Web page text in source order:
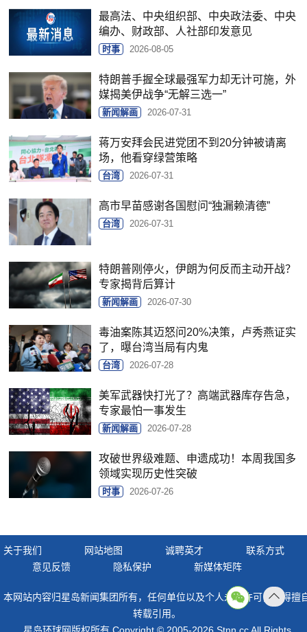
最高法、中央组织部、中央政法委、中央
编办、财政部、人社部印发意见
时事 2026-08-05
特朗普手握全球最强军力却无计可施，外
媒揭美伊战争“无解三选一”
新闻解画 2026-07-31
蒋万安拜会民进党团不到20分钟被请离
场，他看穿绿营策略
台湾 2026-07-31
高市早苗感谢各国慰问“独漏赖清德”
台湾 2026-07-31
特朗普刚停火，伊朗为何反而主动开战？
专家揭背后算计
新闻解画 2026-07-30
毒油案陈其迈怒问20%决策，卢秀燕证实
了，曝台湾当局有内鬼
台湾 2026-07-28
美军武器快打光了？高端武器库存告急，
专家最怕一事发生
新闻解画 2026-07-28
攻破世界级难题、申遗成功！本周我国多
领域实现历史性突破
时事 2026-07-26
关于我们 网站地图 诚聘英才
联系方式
意见反馈
隐私保护 新媒体矩阵
本网站内容归星岛新闻集团所有，任何单位以及个人未经许可，不得擅
转载引用。